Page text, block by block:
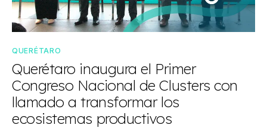
QUERÉTARO
Querétaro inaugura el Primer
Congreso Nacional de Clusters con
llamado a transformar los
ecosistemas productivos